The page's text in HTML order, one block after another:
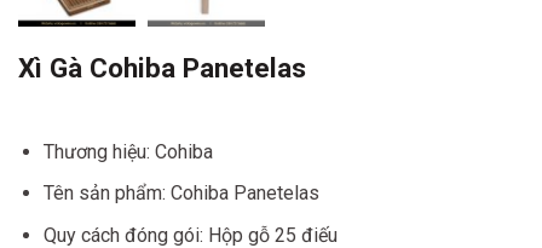
Xì Gà Cohiba Panetelas
Thương hiệu: Cohiba
Tên sản phẩm: Cohiba Panetelas
Quy cách đóng gói: Hộp gỗ 25 điếu